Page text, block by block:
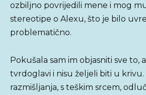
ozbiljno povrijedili mene i mog
stereotipe o Alexu, što je bilo
problematično.
Pokušala sam im objasniti sve to,
tvrdoglavi i nisu željeli biti u
razmišljanja, s teškim srcem,